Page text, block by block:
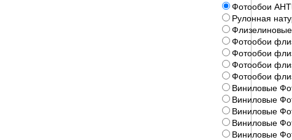
Фотообои
Рулонная
Фотообои
Фотообои
Фотообои
Фотообои
Виниловые
Виниловые
Виниловые
Виниловые
Виниловые